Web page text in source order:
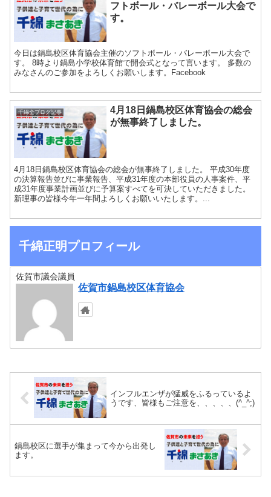
フトボール・バレーボール大会で
す。
今日は鍋島校区体育協会主催のソフトボール・バレーボール大会で
す。 8時より鍋島小学校体育館で開会式となって言います。 多数の
みなさんのご参加をよろしくお願いします。Facebook
千綿全ブログ記事
4月18日鍋島校区体育協会の総会
が無事終了しました。
4月18日鍋島校区体育協会の総会が無事終了しました。 平成30年度
の決算報告並びに事業報告、平成31年度の本部役員の人事案件、平
成31年度事業計画並びに予算案すべてを可決していただきました。
新理事の皆様今年一年間よろしくお願いいたします。...
千綿正明プロフィール
佐賀市議会議員
佐賀市鍋島校区体育協会
インフルエンザが猛威をふるっているよ
うです、皆様もご注意を、、、、、(^_^;)
鍋島校区に選手が集まって今から出発し
ます。